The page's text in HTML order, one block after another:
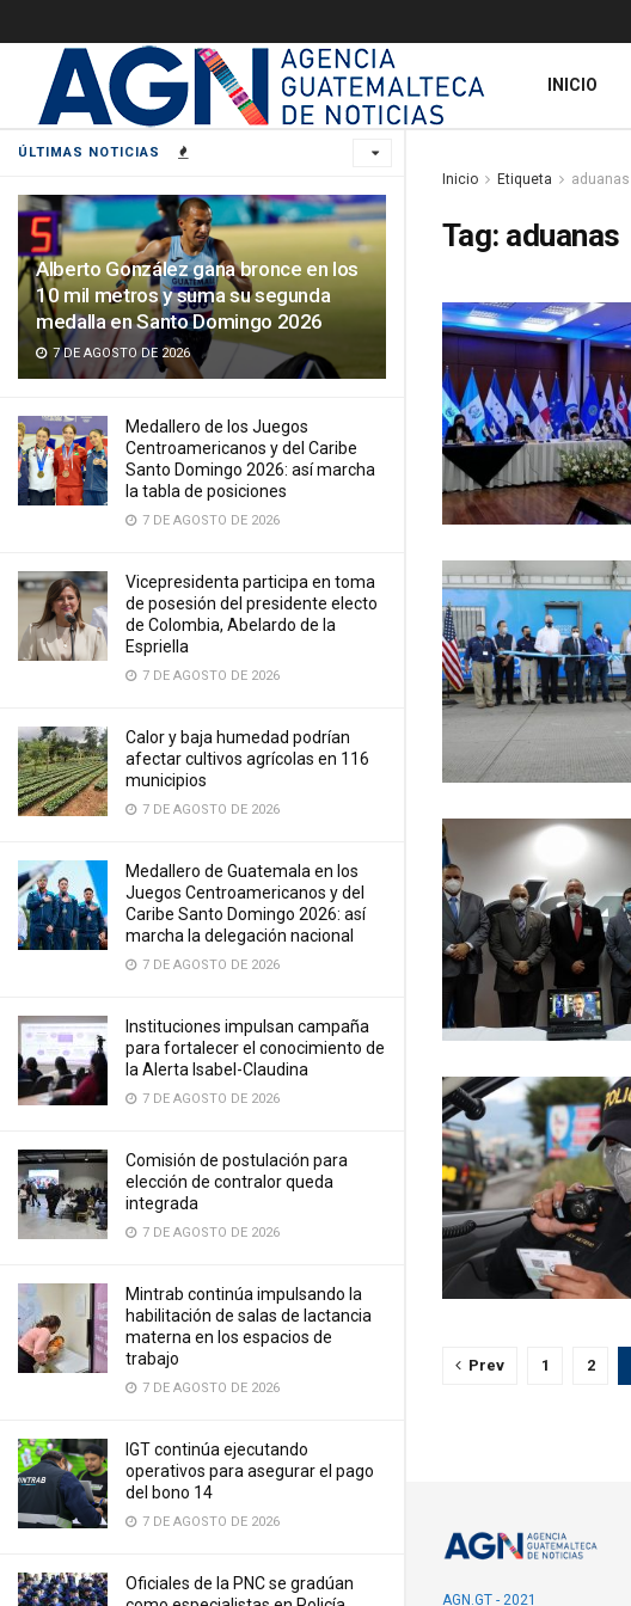
ÚLTIMAS NOTICIAS
Alberto González gana bronce en los
10 mil metros y suma su segunda
medalla en Santo Domingo 2026
7 DE AGOSTO DE 2026
Medallero de los Juegos
Centroamericanos y del Caribe
Santo Domingo 2026: así marcha
la tabla de posiciones
7 DE AGOSTO DE 2026
Vicepresidenta participa en toma
de posesión del presidente electo
de Colombia, Abelardo de la
Espriella
7 DE AGOSTO DE 2026
Calor y baja humedad podrían
afectar cultivos agrícolas en 116
municipios
7 DE AGOSTO DE 2026
Medallero de Guatemala en los
Juegos Centroamericanos y del
Caribe Santo Domingo 2026: así
marcha la delegación nacional
7 DE AGOSTO DE 2026
Instituciones impulsan campaña
para fortalecer el conocimiento de
la Alerta Isabel-Claudina
7 DE AGOSTO DE 2026
Comisión de postulación para
elección de contralor queda
integrada
7 DE AGOSTO DE 2026
Mintrab continúa impulsando la
habilitación de salas de lactancia
materna en los espacios de
trabajo
7 DE AGOSTO DE 2026
IGT continúa ejecutando
operativos para asegurar el pago
del bono 14
7 DE AGOSTO DE 2026
Oficiales de la PNC se gradúan
INICIO
Inicio Etiqueta aduanas
Tag: aduanas
Prev 1 2
AGN.GT - 2021